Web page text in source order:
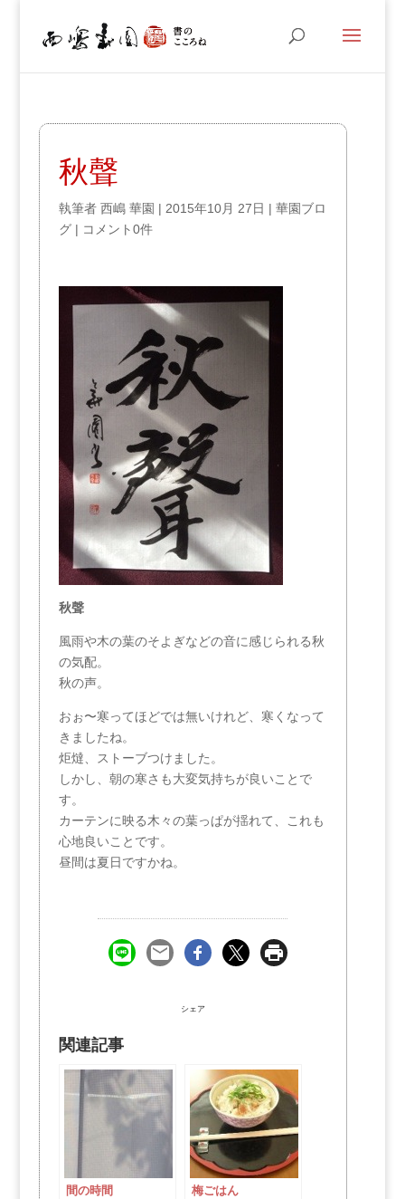
秋聲
執筆者 西嶋 華園 | 2015年10月 27日 | 華園ブロ
グ| コメント0件
秋聲
風雨や木の葉のそよぎなどの音に感じられる秋
の気配。
秋の声。
おぉ〜寒ってほどでは無いけれど、寒くなって
きましたね。
炬燵、ストーブつけました。
しかし、朝の寒さも大変気持ちが良いことで
す。
カーテンに映る木々の葉っぱが揺れて、これも
心地良いことです。
昼間は夏日ですかね。
シェア
関連記事
間の時間 梅ごはん